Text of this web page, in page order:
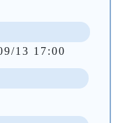
13 17:00